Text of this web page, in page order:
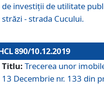
de investiții de utilitate
străzi - strada Cucului.
890/10.12.2019
Titlu: Trecerea unor
13 Decembrie nr. 133 din